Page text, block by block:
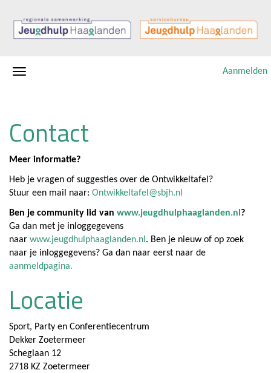
Aanmelden
Contact
Meer informatie?
Heb je vragen of suggesties over de Ontwikkeltafel?
Stuur een mail naar: Ontwikkeltafel@sbjh.nl
Ben je community lid van www.jeugdhulphaaglanden.nl?
Ga dan met je inloggegevens
naar www.jeugdhulphaaglanden.nl. Ben je nieuw of op zoek
naar je inloggegevens? Ga dan naar eerst naar de
aanmeldpagina.
Locatie
Sport, Party en Conferentiecentrum
Dekker Zoetermeer
Scheglaan 12
2718 KZ Zoetermeer